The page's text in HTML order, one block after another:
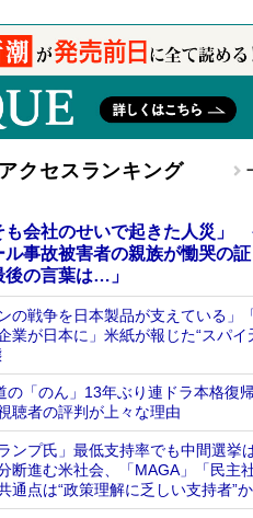
アクセスランキング
も会社のせいで起きた人災」
ル事故被害者の親族が慟哭の証
の言葉は…」
の戦争を日本製品が支えている」
業が日本に」米紙が報じた“スパイ
の「のん」13年ぶり連ドラ本格復
聴者の評判が上々な理由
ンプ氏」最低支持率でも中間選挙
断進む米社会、「MAGA」「民主
通点は“政策理解に乏しい支持者”か